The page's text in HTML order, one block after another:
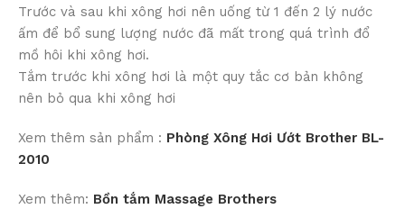
Trước và sau khi xông hơi nên uống từ 1 đến 2 lý nước
ấm để bổ sung lượng nước đã mất trong quá trình đổ
mồ hôi khi xông hơi.
Tắm trước khi xông hơi là một quy tắc cơ bản không
nên bỏ qua khi xông hơi
Xem thêm sản phẩm : Phòng Xông Hơi Ướt Brother BL-
2010
Xem thêm: Bồn tắm Massage Brothers